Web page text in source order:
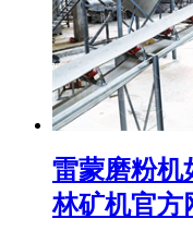
雷蒙磨粉机
林矿机官方